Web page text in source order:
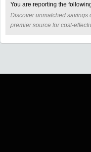
You are reporting the
Discover unmatched savings
premier source for cost-